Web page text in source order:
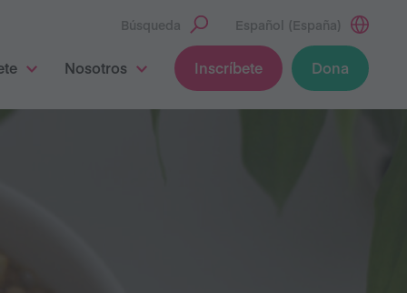
Búsqueda Español (España)
Nosotros Inscríbete Dona